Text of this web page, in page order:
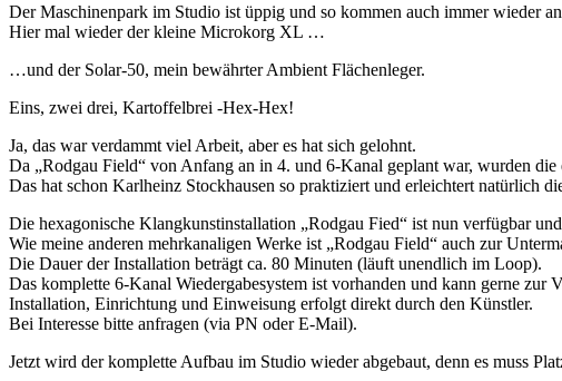
Der Maschinenpark im Studio ist üppig und so kommen auch immer wieder
Hier mal wieder der kleine Microkorg XL …
…und der Solar-50, mein bewährter Ambient Flächenleger.
Eins, zwei drei, Kartoffelbrei -Hex-Hex!
Ja, das war verdammt viel Arbeit, aber es hat sich gelohnt.
Da „Rodgau Field“ von Anfang an in 4. und 6-Kanal geplant war, wurden
Das hat schon Karlheinz Stockhausen so praktiziert und erleichtert natürlich
Die hexagonische Klangkunstinstallation „Rodgau Fied“ ist nun verfügbar
Wie meine anderen mehrkanaligen Werke ist „Rodgau Field“ auch zur
Die Dauer der Installation beträgt ca. 80 Minuten (läuft unendlich im Loop).
Das komplette 6-Kanal Wiedergabesystem ist vorhanden und kann gerne zur
Installation, Einrichtung und Einweisung erfolgt direkt durch den Künstler.
Bei Interesse bitte anfragen (via PN oder E-Mail).
Jetzt wird der komplette Aufbau im Studio wieder abgebaut, denn es muss